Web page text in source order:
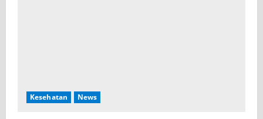
Kesehatan News